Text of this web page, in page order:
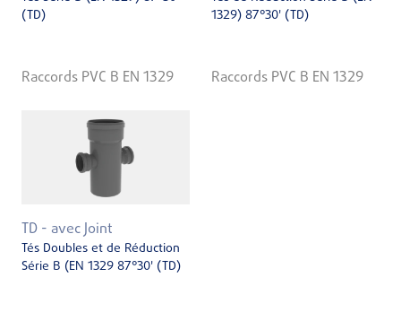
(TD)
Raccords PVC B EN 1329
1329) 87°30' (TD)
Raccords PVC B EN 1329
TD - avec Joint
Tés Doubles et de Réduction
Série B (EN 1329 87°30' (TD)